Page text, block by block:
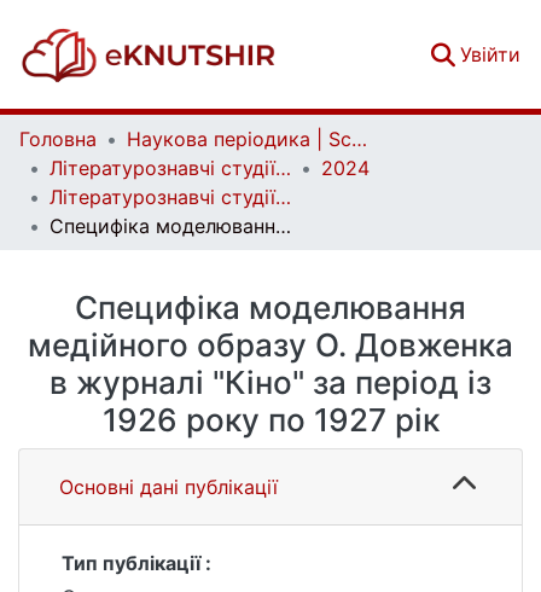
Увійти
Головна
Наукова періодика | Scientific periodicals
Літературознавчі студії | Literary Studies
2024
Літературознавчі студії. Том 2. № 67
Специфіка моделювання медійного образу О. Довженка в журналі "Кіно" за період із 1926 року по 1927 рік
Специфіка моделювання
медійного образу О. Довженка
в журналі "Кіно" за період із
1926 року по 1927 рік
Основні дані публікації
Тип публікації :